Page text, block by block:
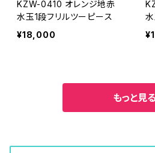
KZW-0410 オレンジ地赤
水玉1段フリルツーピース
¥18,000
もっと見る